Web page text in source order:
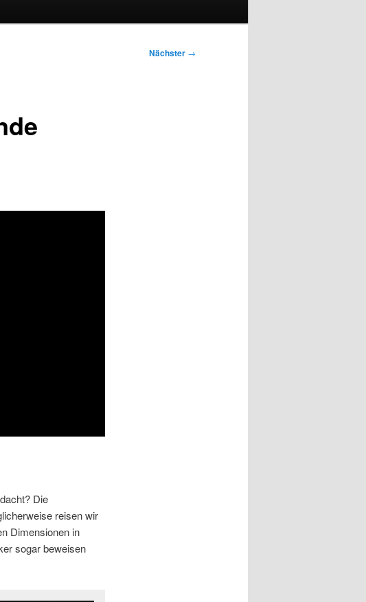
Nächster →
Die
reisen wir
Dimensionen in
sogar beweisen